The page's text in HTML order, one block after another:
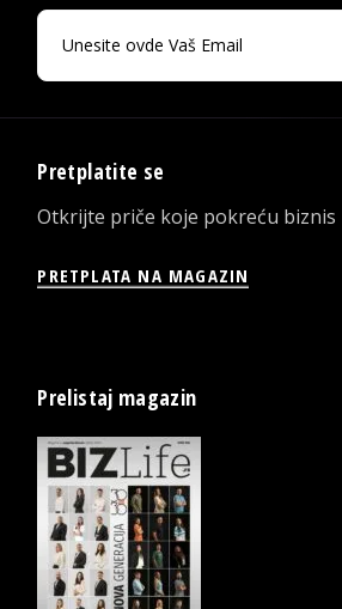
Pretplatite se
Otkrijte priče koje pokreću biznis
PRETPLATA NA MAGAZIN
Prelistaj magazin